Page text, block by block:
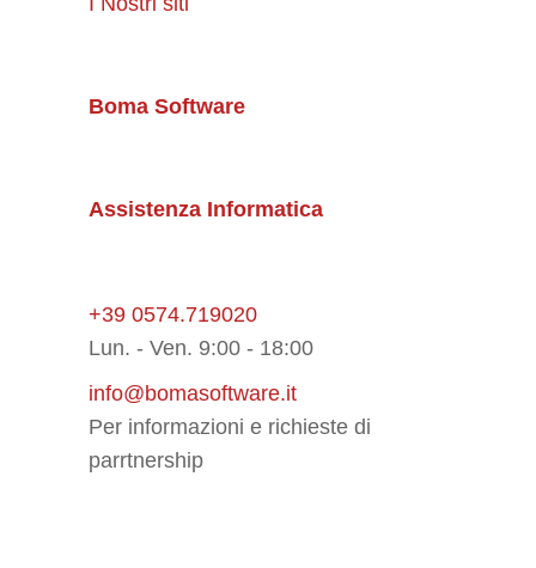
Boma Software
Assistenza Informatica
+39 0574.719020
Lun. - Ven. 9:00 - 18:00
info@bomasoftware.it
Per informazioni e richieste di
parrtnership